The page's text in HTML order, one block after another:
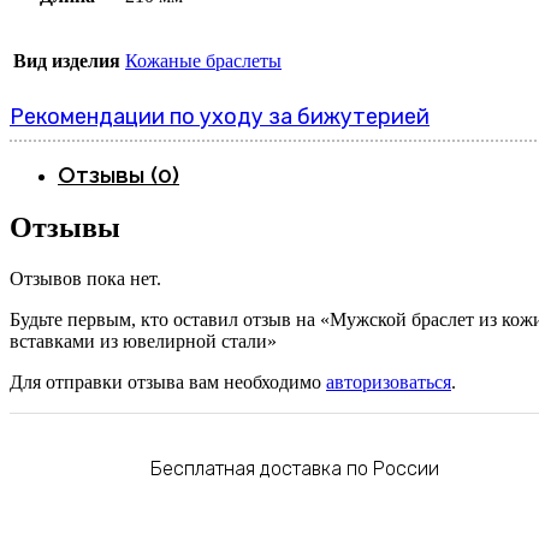
Вид изделия Кожаные браслеты
Рекомендации по уходу за бижутерией
Отзывы (0)
Отзывы
Отзывов пока нет.
Будьте первым, кто оставил отзыв на «Мужской браслет из
вставками из ювелирной стали»
Для отправки отзыва вам необходимо авторизоваться.
Бесплатная доставка по России